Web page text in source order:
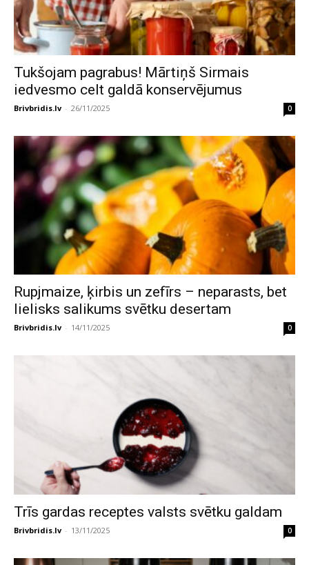
Tukšojam pagrabus! Mārtiņš Sirmais
iedvesmo celt galdā konservējumus
Brivbridis.lv - 26/11/2025 0
Rupjmaize, ķirbis un zefīrs – neparasts, bet
lielisks salikums svētku desertam
Brivbridis.lv - 14/11/2025 0
Trīs gardas receptes valsts svētku galdam
Brivbridis.lv - 13/11/2025 0